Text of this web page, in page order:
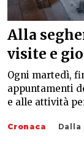
Alla
visite e
Ogni martedì,
appuntamenti
e alle attività
Cronaca